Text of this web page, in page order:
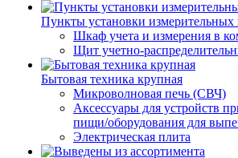
Пункты установки измерительных
Шкаф учета и измерения в
Щит учетно-
Бытовая техника крупная
Микроволновая печь (СВЧ)
Аксессуары для устройств
пищи/оборудования для
Электрическая плита